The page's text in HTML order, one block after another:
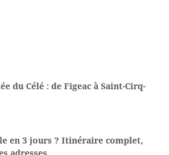
du Célé : de Figeac à Saint-Cirq-
en 3 jours ? Itinéraire complet,